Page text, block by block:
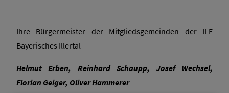
Ihre Bürgermeister der Mitgliedsgemeinden der ILE
Bayerisches Illertal
Helmut Erben, Reinhard Schaupp, Josef Wechsel,
Florian Geiger, Oliver Hammerer